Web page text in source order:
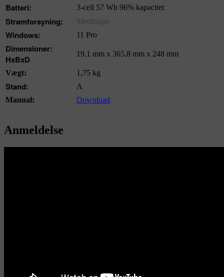
Batteri: 3-cell 57 Wh 96% kapacitet
Strømforsyning: Medfølger
Windows: 11 Pro
Dimensioner:
HxBxD
19,1 mm x 365,8 mm x 248 mm
Vægt: 1,75 kg
Stand:
A
Manual:
Download
Anmeldelse